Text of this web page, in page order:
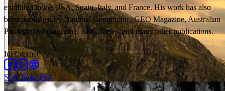
exhibited in the USA, Spain, Italy, and France. His work has also
been published by National Geographic, GEO Magazine, Australian
Photography magazine, BBC News, and many other publications.
Im Internet:
Seite besuchen